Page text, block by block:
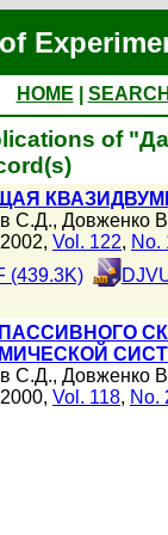
HOME
of
С.Д., Довженко
Vol. 122, No.
(439.3K)
С.Д., Довженко
Vol. 118, No.